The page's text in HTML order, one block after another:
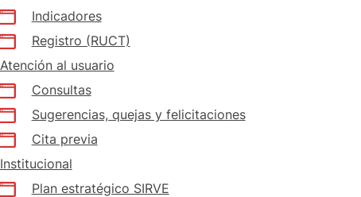
Indicadores
Registro (RUCT)
Atención al usuario
Consultas
Sugerencias, quejas y felicitaciones
Cita previa
Institucional
Plan estratégico SIRVE